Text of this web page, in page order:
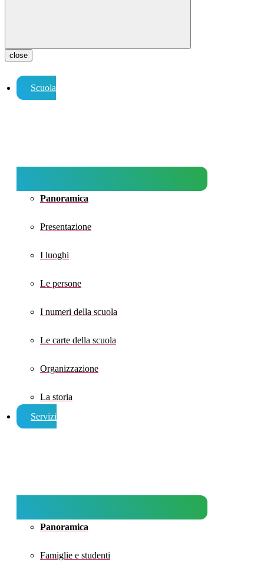
close
Scuola
Panoramica
Presentazione
I luoghi
Le persone
I numeri della scuola
Le carte della scuola
Organizzazione
La storia
Servizi
Panoramica
Famiglie e studenti